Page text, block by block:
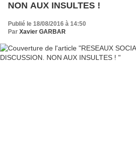
NON AUX INSULTES !
Publié le 18/08/2016 à 14:50
Par Xavier GARBAR